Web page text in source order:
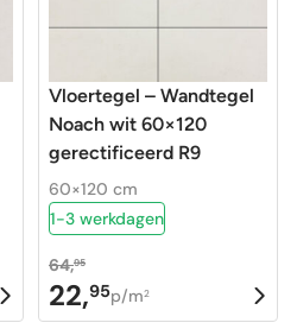
Vloertegel – Wandtegel
Noach wit 60×120
gerectificeerd R9
60×120 cm
1-3 werkdagen
64,95
Oorspronkelijke
22,95
Huidigep/m2